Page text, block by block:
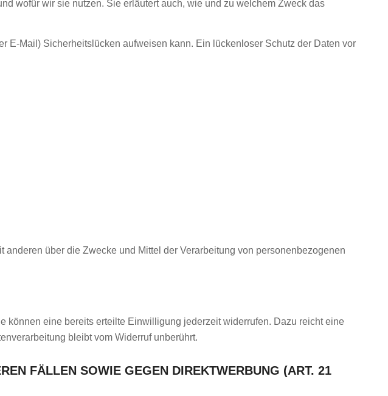
wofür wir sie nutzen. Sie erläutert auch, wie und zu welchem Zweck das
E-Mail) Sicherheitslücken aufweisen kann. Ein lückenloser Schutz der Daten vor
über die Zwecke und Mittel der Verarbeitung von personenbezogenen
eine bereits erteilte Einwilligung jederzeit widerrufen. Dazu reicht eine
bleibt vom Widerruf unberührt.
FÄLLEN SOWIE GEGEN DIREKTWERBUNG (ART. 21